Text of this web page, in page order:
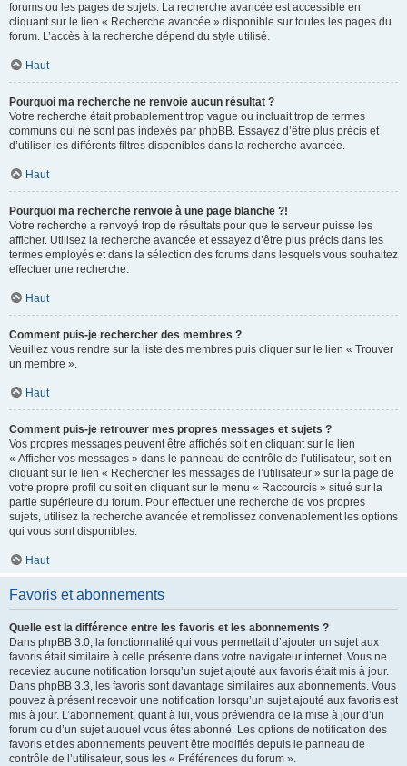
forums ou les pages de sujets. La recherche avancée est accessible en
cliquant sur le lien « Recherche avancée » disponible sur toutes les pages du
forum. L’accès à la recherche dépend du style utilisé.
Haut
Pourquoi ma recherche ne renvoie aucun résultat ?
Votre recherche était probablement trop vague ou incluait trop de termes
communs qui ne sont pas indexés par phpBB. Essayez d’être plus précis et
d’utiliser les différents filtres disponibles dans la recherche avancée.
Haut
Pourquoi ma recherche renvoie à une page blanche ?!
Votre recherche a renvoyé trop de résultats pour que le serveur puisse les
afficher. Utilisez la recherche avancée et essayez d’être plus précis dans les
termes employés et dans la sélection des forums dans lesquels vous souhaitez
effectuer une recherche.
Haut
Comment puis-je rechercher des membres ?
Veuillez vous rendre sur la liste des membres puis cliquer sur le lien « Trouver
un membre ».
Haut
Comment puis-je retrouver mes propres messages et sujets ?
Vos propres messages peuvent être affichés soit en cliquant sur le lien
« Afficher vos messages » dans le panneau de contrôle de l’utilisateur, soit en
cliquant sur le lien « Rechercher les messages de l’utilisateur » sur la page de
votre propre profil ou soit en cliquant sur le menu « Raccourcis » situé sur la
partie supérieure du forum. Pour effectuer une recherche de vos propres
sujets, utilisez la recherche avancée et remplissez convenablement les options
qui vous sont disponibles.
Haut
Favoris et abonnements
Quelle est la différence entre les favoris et les abonnements ?
Dans phpBB 3.0, la fonctionnalité qui vous permettait d’ajouter un sujet aux
favoris était similaire à celle présente dans votre navigateur internet. Vous ne
receviez aucune notification lorsqu’un sujet ajouté aux favoris était mis à jour.
Dans phpBB 3.3, les favoris sont davantage similaires aux abonnements. Vous
pouvez à présent recevoir une notification lorsqu’un sujet ajouté aux favoris est
mis à jour. L’abonnement, quant à lui, vous préviendra de la mise à jour d’un
forum ou d’un sujet auquel vous êtes abonné. Les options de notification des
favoris et des abonnements peuvent être modifiés depuis le panneau de
contrôle de l’utilisateur, sous les « Préférences du forum ».